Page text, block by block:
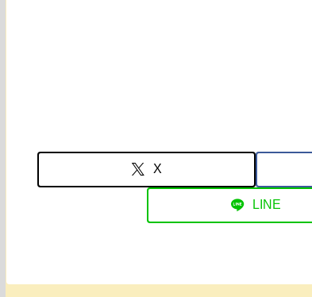
X
LINE